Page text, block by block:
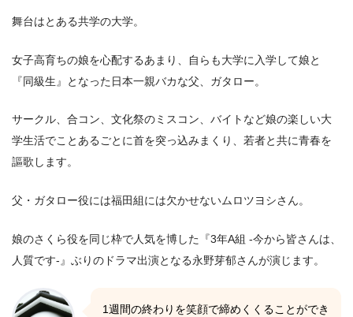
舞台はとある共学の大学。
女子高育ちの娘を心配するあまり、自らも大学に入学して娘と
『同級生』となった日本一親バカな父、ガタロー。
サークル、合コン、文化祭のミスコン、バイトなど娘の楽しい大
学生活でことあるごとに首を突っ込みまくり、若者と共に青春を
謳歌します。
父・ガタロー役には福田組には欠かせないムロツヨシさん。
娘のさくら役を同じ枠で人気を博した『3年A組 -今から皆さんは、
人質です-』ぶりのドラマ出演となる永野芽郁さんが演じます。
1週間の終わりを笑顔で締めくくることができ